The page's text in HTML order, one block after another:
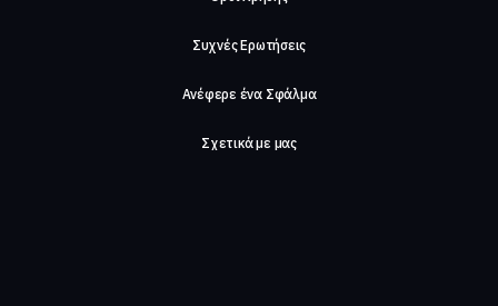
Συχνές Ερωτήσεις
Ανέφερε ένα Σφάλμα
Σχετικά με μας